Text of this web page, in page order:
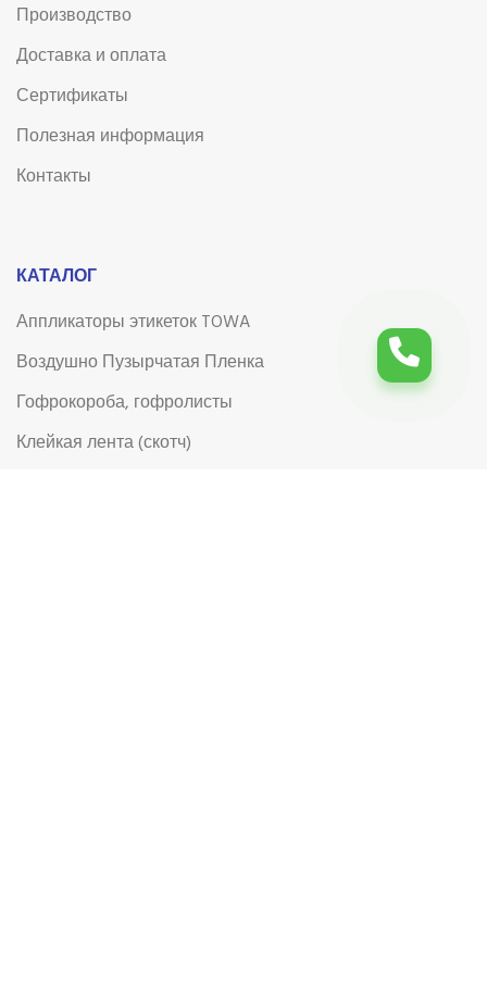
Производство
Доставка и оплата
Сертификаты
Полезная информация
Контакты
КАТАЛОГ
Аппликаторы этикеток TOWA
Воздушно Пузырчатая Пленка
Гофрокороба, гофролисты
Клейкая лента (скотч)